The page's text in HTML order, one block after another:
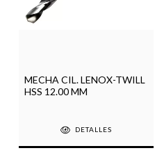
MECHA CIL. LENOX-TWILL
HSS 12.00 MM
DETALLES